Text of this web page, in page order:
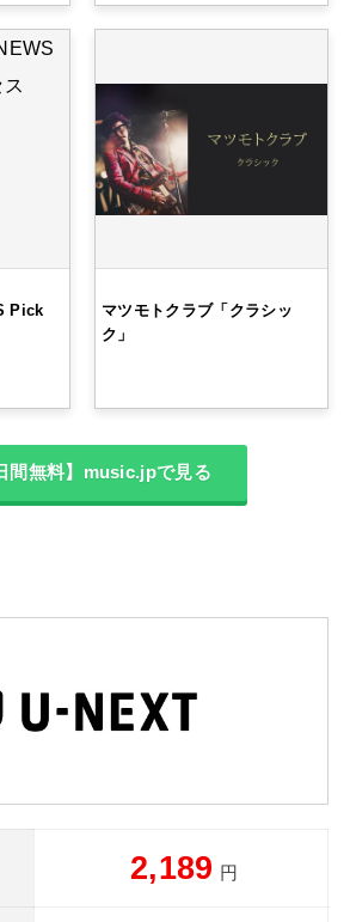
Pick
マツモトクラブ「クラシッ
ク」
間無料】music.jpで見る
2,189 円